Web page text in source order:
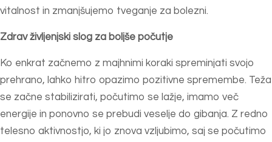
vitalnost in zmanjšujemo tveganje za bolezni.
Zdrav življenjski slog za boljše počutje
Ko enkrat začnemo z majhnimi koraki spreminjati svojo
prehrano, lahko hitro opazimo pozitivne spremembe. Teža
se začne stabilizirati, počutimo se lažje, imamo več
energije in ponovno se prebudi veselje do gibanja. Z redno
telesno aktivnostjo, ki jo znova vzljubimo, saj se počutimo